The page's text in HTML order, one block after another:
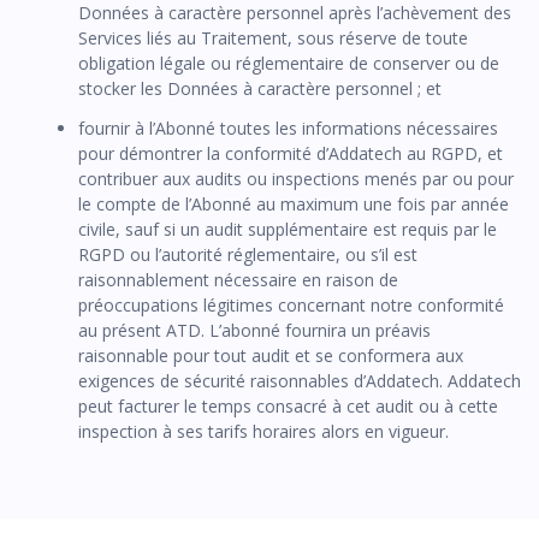
Données à caractère personnel après l’achèvement des
Services liés au Traitement, sous réserve de toute
obligation légale ou réglementaire de conserver ou de
stocker les Données à caractère personnel ; et
fournir à l’Abonné toutes les informations nécessaires
pour démontrer la conformité d’Addatech au RGPD, et
contribuer aux audits ou inspections menés par ou pour
le compte de l’Abonné au maximum une fois par année
civile, sauf si un audit supplémentaire est requis par le
RGPD ou l’autorité réglementaire, ou s’il est
raisonnablement nécessaire en raison de
préoccupations légitimes concernant notre conformité
au présent ATD. L’abonné fournira un préavis
raisonnable pour tout audit et se conformera aux
exigences de sécurité raisonnables d’Addatech. Addatech
peut facturer le temps consacré à cet audit ou à cette
inspection à ses tarifs horaires alors en vigueur.